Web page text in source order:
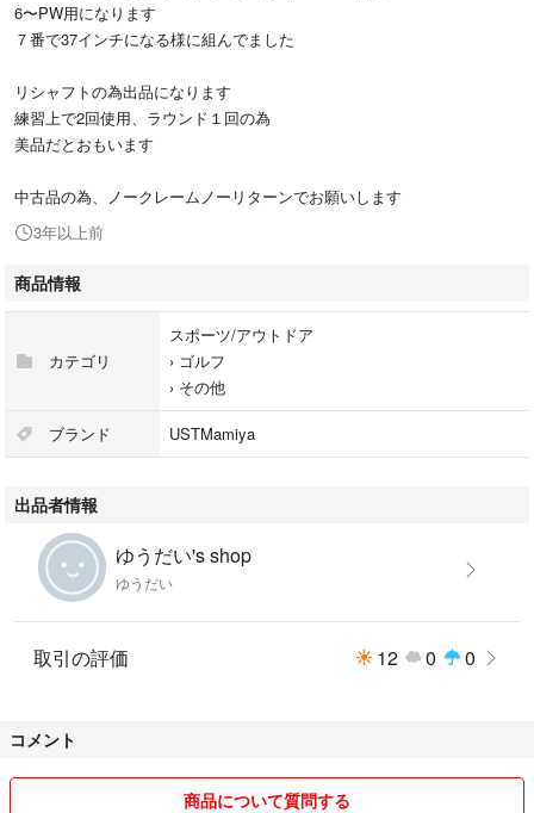
6〜PW用になります
７番で37インチになる様に組んでました
リシャフトの為出品になります
練習上で2回使用、ラウンド１回の為
美品だとおもいます
中古品の為、ノークレームノーリターンでお願いします
3年以上前
商品情報
カテゴリ
スポーツ/アウトドア
› ゴルフ
› その他
ブランド USTMamiya
出品者情報
ゆうだい's shop
ゆうだい
取引の評価 12 0 0
コメント
商品について質問する